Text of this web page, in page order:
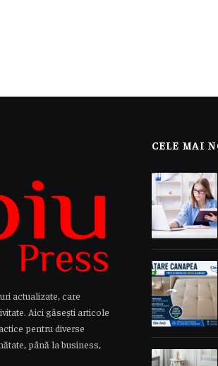
actualizate, care
Aici găsești articole
pentru diverse
până la business,
CELE MAI